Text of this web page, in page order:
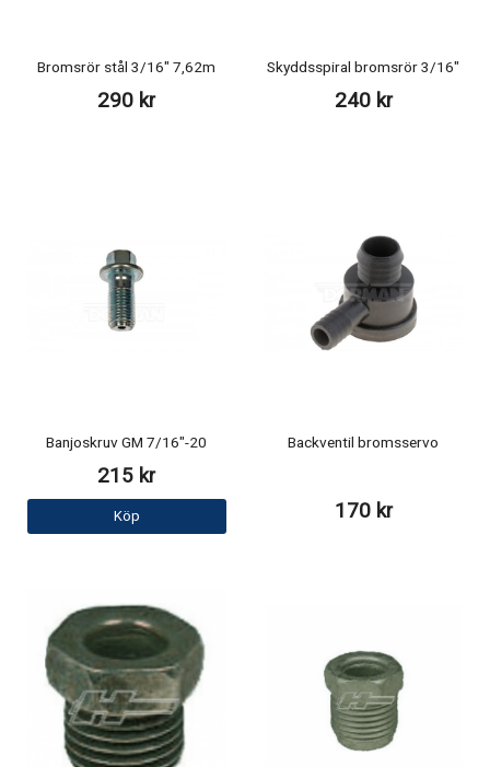
Bromsrör stål 3/16" 7,62m
290 kr
Skyddsspiral bromsrör 3/16"
240 kr
Banjoskruv GM 7/16"-20
215 kr
Köp
Backventil bromsservo
170 kr